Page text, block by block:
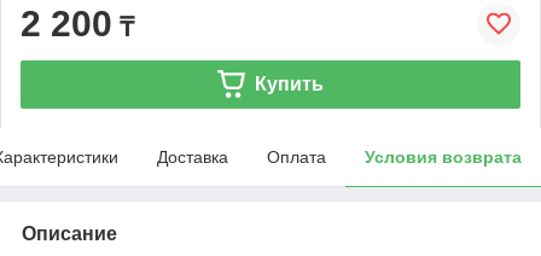
2 200 ₸
Купить
Доставка Оплата Условия возврата
Описание